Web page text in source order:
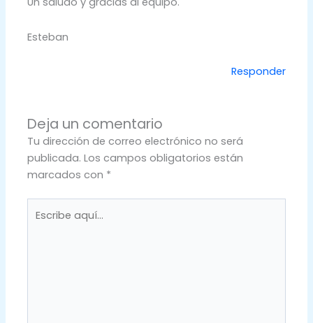
Esteban
Responder
Deja un comentario
Tu dirección de correo electrónico no será
publicada. Los campos obligatorios están
marcados con *
aquí...